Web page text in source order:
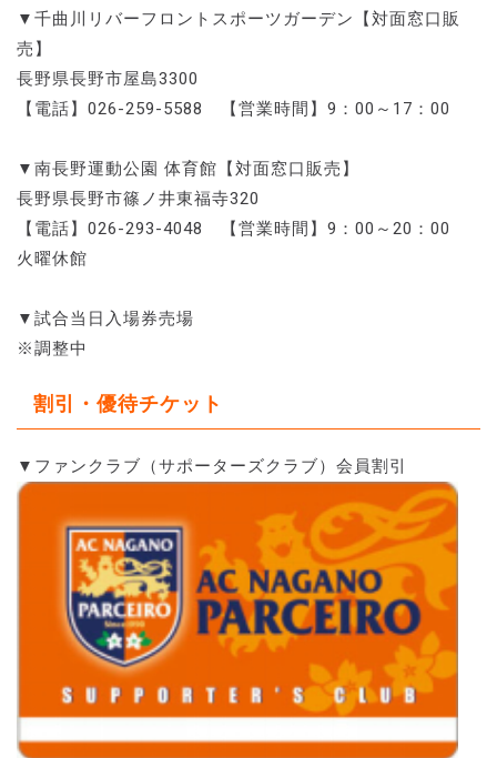
▼千曲川リバーフロントスポーツガーデン【対面窓口販
売】
長野県長野市屋島3300
【電話】026-259-5588 【営業時間】9：00～17：00
▼南長野運動公園 体育館【対面窓口販売】
長野県長野市篠ノ井東福寺320
【電話】026-293-4048 【営業時間】9：00～20：00
火曜休館
▼試合当日入場券売場
※調整中
割引・優待チケット
▼ファンクラブ（サポーターズクラブ）会員割引